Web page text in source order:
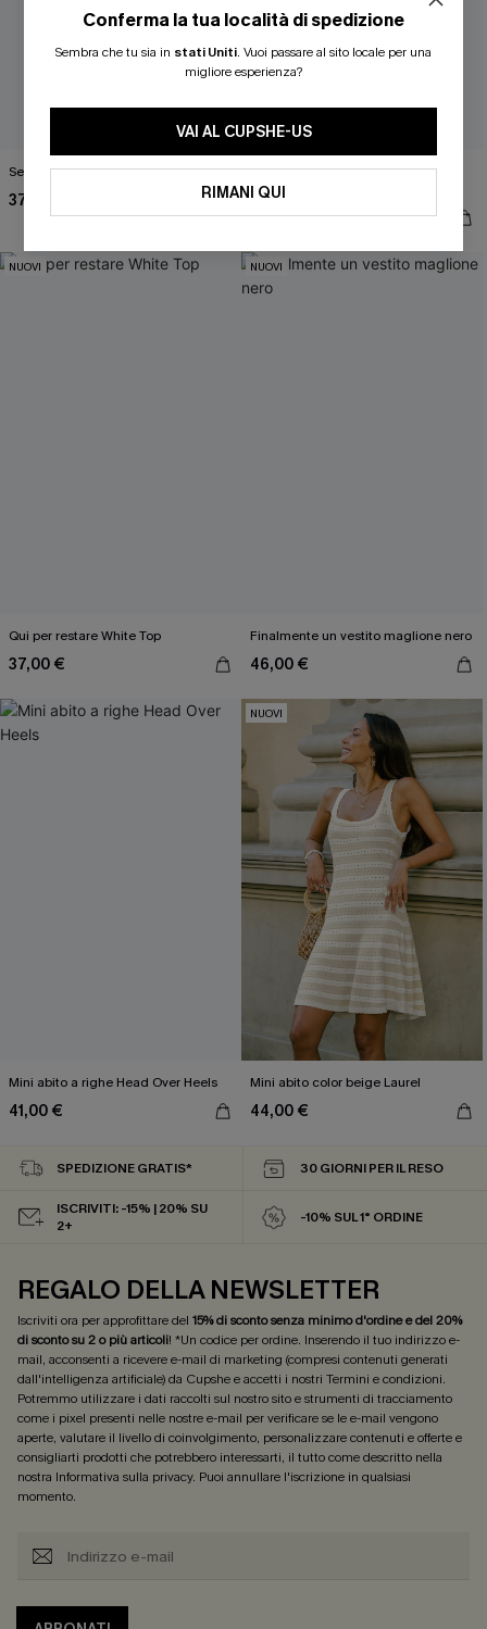
Serendipity White Top
37,00 €
Maglietta a righe per
incoraggiamento
37,00 €
NUOVI
Qui per restare White Top
37,00 €
NUOVI
Finalmente un vestito maglione nero
46,00 €
Mini abito a righe Head Over Heels
41,00 €
NUOVI
Mini abito color beige Laurel
44,00 €
Conferma la tua località di spedizione
Sembra che tu sia in stati Uniti. Vuoi passare al sito locale per una
migliore esperienza?
VAI AL CUPSHE-US
RIMANI QUI
SPEDIZIONE GRATIS* 30 GIORNI PER IL RESO
ISCRIVITI: -15% | 20% SU
2+
-10% SUL 1° ORDINE
REGALO DELLA NEWSLETTER
Iscriviti ora per approfittare del 15% di sconto senza minimo d'ordine e del 20%
di sconto su 2 o più articoli! *Un codice per ordine. Inserendo il tuo indirizzo e-
mail, acconsenti a ricevere e-mail di marketing (compresi contenuti generati
dall'intelligenza artificiale) da Cupshe e accetti i nostri Termini e condizioni.
Potremmo utilizzare i dati raccolti sul nostro sito e strumenti di tracciamento
come i pixel presenti nelle nostre e-mail per verificare se le e-mail vengono
aperte, valutare il livello di coinvolgimento, personalizzare contenuti e offerte e
consigliarti prodotti che potrebbero interessarti, il tutto come descritto nella
nostra Informativa sulla privacy. Puoi annullare l'iscrizione in qualsiasi
momento.